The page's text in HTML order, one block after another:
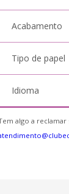
Acabamento
Tipo de papel
Idioma
algo a